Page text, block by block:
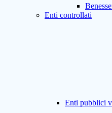
Enti controllati
Enti pubblici